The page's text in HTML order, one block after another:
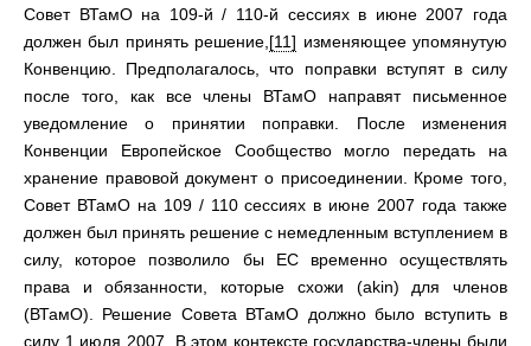
Совет ВТамО на 109-й / 110-й сессиях в июне 2007 года
должен был принять решение, [11] изменяющее упомянутую
Конвенцию. Предполагалось, что поправки вступят в силу
после того, как все члены ВТамО направят письменное
уведомление о принятии поправки. После изменения
Конвенции Европейское Сообщество могло передать на
хранение правовой документ о присоединении. Кроме того,
Совет ВТамО на 109 / 110 сессиях в июне 2007 года также
должен был принять решение с немедленным вступлением в
силу, которое позволило бы ЕС временно осуществлять
права и обязанности, которые схожи (akin) для членов
(ВТамО). Решение Совета ВТамО должно было вступить в
силу 1 июля 2007. В этом контексте государства-члены были